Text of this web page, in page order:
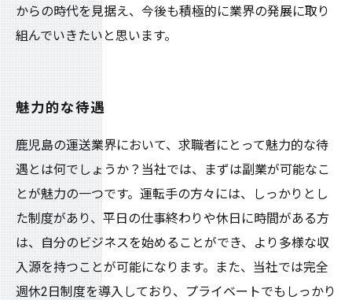
からの時代を見据え、今後も積極的に業界の発展に取り
組んでいきたいと思います。
魅力的な待遇
鹿児島の運送業界において、求職者にとって魅力的な待
遇とは何でしょうか？当社では、まずは副業が可能なこ
とが魅力の一つです。運転手の方々には、しっかりとし
た制度があり、平日の仕事終わりや休日に時間がある方
は、自分のビジネスを始めることができ、より多様な収
入源を持つことが可能になります。また、当社では完全
週休2日制度を導入しており、プライベートでもしっかり